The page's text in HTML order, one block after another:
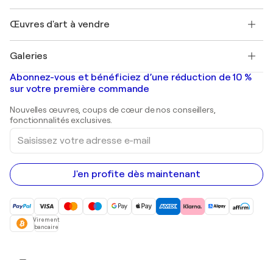
+33 1 76 44 06 42
Emplois
Découvrez une sélection d'art original
Marc Chagall
Banksy
Mr. Brainwash
Shepard Fairey
Œuvres d'art à vendre
Tableaux abstraits à vendre
Peintures de paysage
Estampes
Peintures acryliques
Galeries
Galeries d'art en France
Galeries d'art en Belgique
Abonnez-vous et bénéficiez d’une réduction de 10 %
sur votre première commande
Nouvelles œuvres, coups de cœur de nos conseillers,
fonctionnalités exclusives.
Saisissez
votre
adresse
e-
mail
J'en profite dès maintenant
Virement
bancaire